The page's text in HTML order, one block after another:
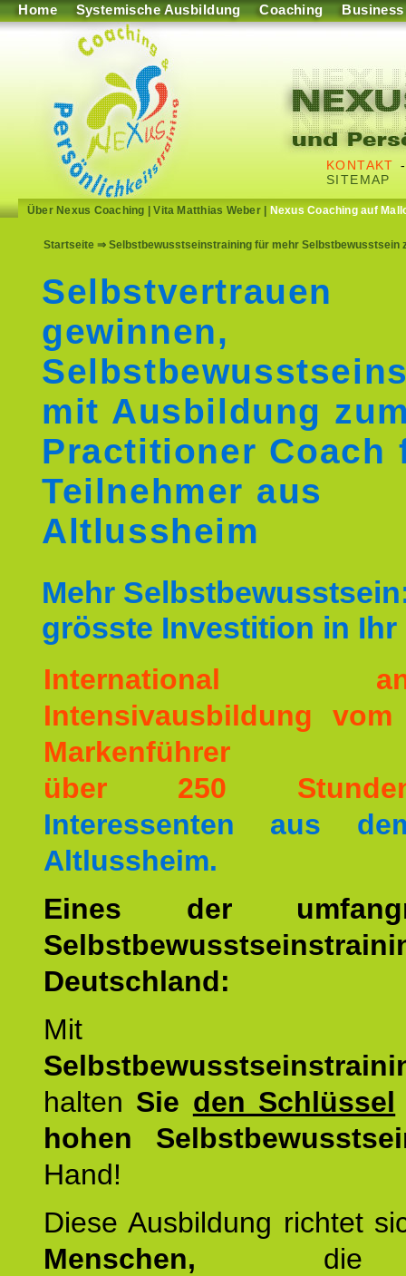
Home Systemische Ausbildung Coaching Business
KONTAKT
SITEMAP
Über Nexus Coaching |Vita Matthias Weber| Nexus Coaching auf
Startseite ⇒ Selbstbewusstseinstraining für mehr Selbstbewusstsein
Selbstvertrauen
gewinnen,
mit Ausbildung
Practitioner Coach
Teilnehmer aus
Altlussheim
Mehr
grösste Investition in Ihr
International
Intensivausbildung vom
Markenführer
über 250
Interessenten aus
Altlussheim.
Eines der
Deutschland:
Mit
halten Sie den Schlüssel
hohen
Hand!
Diese Ausbildung richtet
Menschen,